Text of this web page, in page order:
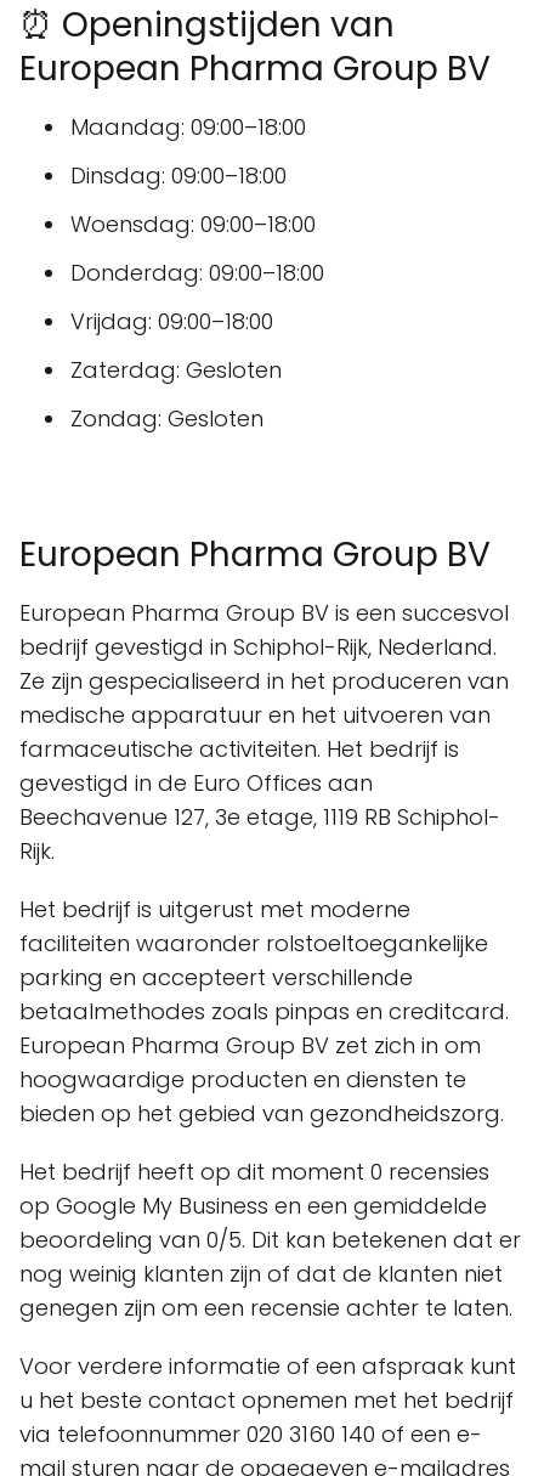
⏰ Openingstijden van
European Pharma Group BV
Maandag: 09:00–18:00
Dinsdag: 09:00–18:00
Woensdag: 09:00–18:00
Donderdag: 09:00–18:00
Vrijdag: 09:00–18:00
Zaterdag: Gesloten
Zondag: Gesloten
European Pharma Group BV
European Pharma Group BV is een succesvol
bedrijf gevestigd in Schiphol-Rijk, Nederland.
Ze zijn gespecialiseerd in het produceren van
medische apparatuur en het uitvoeren van
farmaceutische activiteiten. Het bedrijf is
gevestigd in de Euro Offices aan
Beechavenue 127, 3e etage, 1119 RB Schiphol-
Rijk.
Het bedrijf is uitgerust met moderne
faciliteiten waaronder rolstoeltoegankelijke
parking en accepteert verschillende
betaalmethodes zoals pinpas en creditcard.
European Pharma Group BV zet zich in om
hoogwaardige producten en diensten te
bieden op het gebied van gezondheidszorg.
Het bedrijf heeft op dit moment 0 recensies
op Google My Business en een gemiddelde
beoordeling van 0/5. Dit kan betekenen dat er
nog weinig klanten zijn of dat de klanten niet
genegen zijn om een recensie achter te laten.
Voor verdere informatie of een afspraak kunt
u het beste contact opnemen met het bedrijf
via telefoonnummer 020 3160 140 of een e-
mail sturen naar de opgegeven e-mailadres